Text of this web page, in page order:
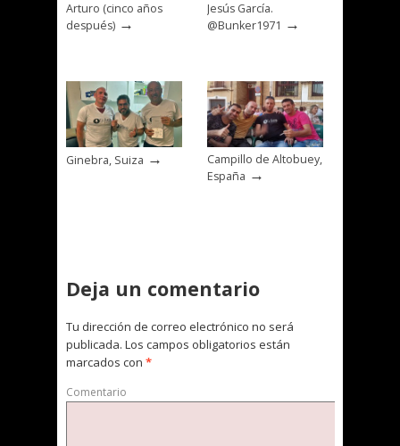
Arturo (cinco años
después) →
Jesús García.
@Bunker1971 →
Ginebra, Suiza →
Campillo de Altobuey,
España →
Deja un comentario
Tu dirección de correo electrónico no será
publicada. Los campos obligatorios están
marcados con *
Comentario